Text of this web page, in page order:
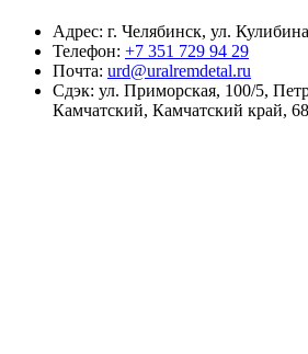
Адрес: г. Челябинск, ул.
Телефон: +7 351 729 94 29
Почта: urd@uralremdetal.ru
Сдэк: ул. Приморская, 100/5,
Камчатский, Камчатский край,